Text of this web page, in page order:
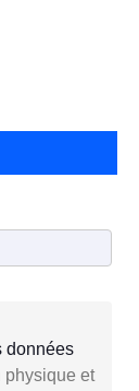
données
physique et